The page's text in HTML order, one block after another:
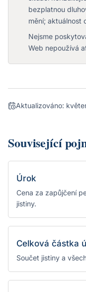
bezplatnou
mění; aktuálnost
Nejsme
Web nepoužívá
Aktualizováno:
Související
Úrok
Cena za zapůjčení
jistiny.
Celková částka
Součet jistiny a